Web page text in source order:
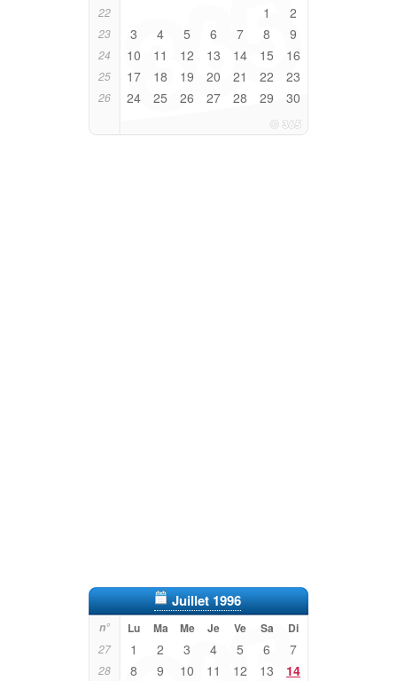
22 1 2
23 3 4 5 6 7 8 9
24 10 11 12 13 14 15 16
25 17 18 19 20 21 22 23
26 24 25 26 27 28 29 30
Juillet 1996
n° Lu Ma Me Je Ve Sa Di
27 1 2 3 4 5 6 7
28 8 9 10 11 12 13 14